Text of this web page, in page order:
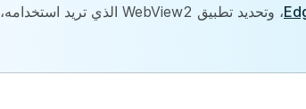
، وتحديد تطبيق WebView2 الذي تريد استخدامه،